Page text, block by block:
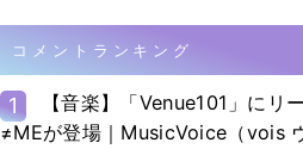
コメントランキング
1
【音楽】「Venue101」にリ
≠MEが登場｜MusicVoice（vois